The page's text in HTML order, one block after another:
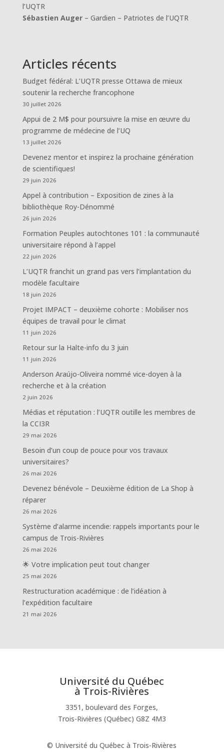
l’UQTR
Sébastien Auger– Gardien – Patriotes de l’UQTR
Articles récents
Budget fédéral: L’UQTR presse Ottawa de mieux
soutenir la recherche francophone
30 juillet 2026
Appui de 2 M$ pour poursuivre la mise en œuvre du
programme de médecine de l’UQ
13 juillet 2026
Devenez mentor et inspirez la prochaine génération
de scientifiques!
29 juin 2026
Appel à contribution – Exposition de zines à la
bibliothèque Roy-Dénommé
26 juin 2026
Formation Peuples autochtones 101 : la communauté
universitaire répond à l’appel
22 juin 2026
L’UQTR franchit un grand pas vers l’implantation du
modèle facultaire
18 juin 2026
Projet IMPACT – deuxième cohorte : Mobiliser nos
équipes de travail pour le climat
11 juin 2026
Retour sur la Halte-info du 3 juin
11 juin 2026
Anderson Araújo-Oliveira nommé vice-doyen à la
recherche et à la création
2 juin 2026
Médias et réputation : l’UQTR outille les membres de
la CCI3R
29 mai 2026
Besoin d’un coup de pouce pour vos travaux
universitaires?
26 mai 2026
Devenez bénévole – Deuxième édition de La Shop à
réparer
26 mai 2026
Système d’alarme incendie: rappels importants pour le
campus de Trois-Rivières
26 mai 2026
🌟 Votre implication peut tout changer
25 mai 2026
Restructuration académique : de l’idéation à
l’expédition facultaire
21 mai 2026
Université du Québec
à Trois-Rivières
3351, boulevard des Forges,
Trois-Rivières (Québec) G8Z 4M3
© Université du Québec à Trois-Rivières